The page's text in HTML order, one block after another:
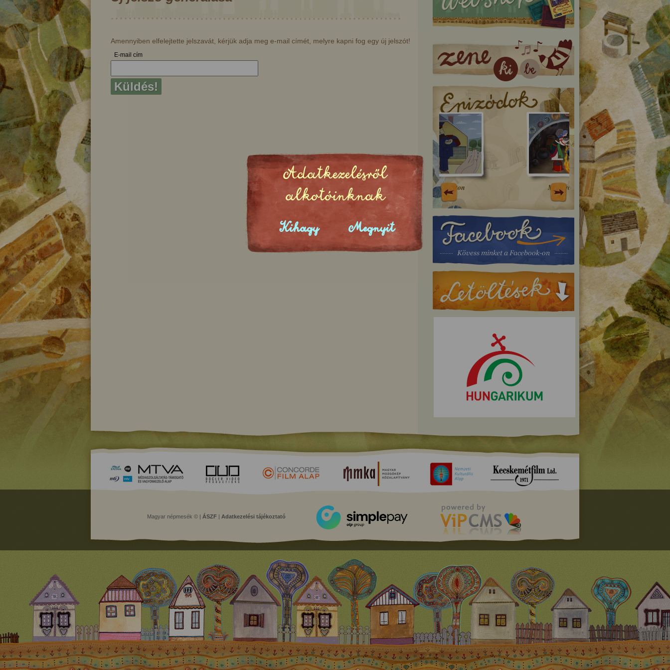
Amennyiben elfelejtette jelszavát, kérjük adja meg e-mail címét, melyre kapni fog egy új jelszót!
E-mail cím
Küldés!
tündére
A hólyag, a szalmaszál és a
tüzes üszök
Méhek a vonaton A királykisasszony jegyei
Magyar népmesék © | ÁSZF Adatkezelési tájékoztató
Adatkezelésről
alkotóinknak
Kihagy Megnyit